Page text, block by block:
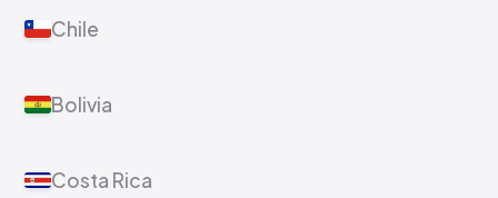
Chile
Bolivia
Costa Rica